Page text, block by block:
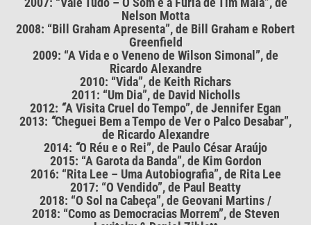
Nelson Motta
2008: “Bill Graham Apresenta”, de Bill Graham e Robert
Greenfield
2009: “A Vida e o Veneno de Wilson Simonal”, de
Ricardo Alexandre
2010: “Vida”, de Keith Richars
2011: “Um Dia”, de David Nicholls
2012: “A Visita Cruel do Tempo”, de Jennifer Egan
2013: “Cheguei Bem a Tempo de Ver o Palco Desabar”,
de Ricardo Alexandre
2014: “O Réu e o Rei”, de Paulo César Araújo
2015: “A Garota da Banda”, de Kim Gordon
2016: “Rita Lee – Uma Autobiografia”, de Rita Lee
2017: “O Vendido”, de Paul Beatty
2018: “O Sol na Cabeça”, de Geovani Martins /
2018: “Como as Democracias Morrem”, de Steven